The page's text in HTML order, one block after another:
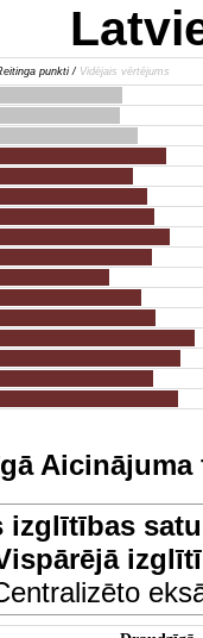
punkti / Vidējais vērtējums
izglītības